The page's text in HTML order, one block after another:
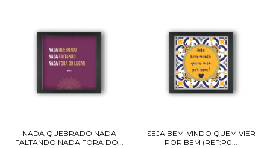
NADA QUEBRADO NADA
FALTANDO NADA FORA DO...
SEJA BEM-VINDO QUEM VIER
POR BEM (REF:P0...